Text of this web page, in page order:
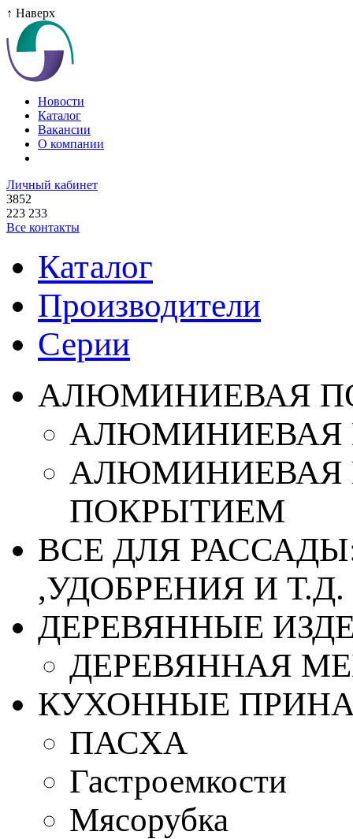
↑ Наверх
Новости
Каталог
Вакансии
О компании
Личный кабинет
3852
223 233
Все контакты
Каталог
Производители
Серии
АЛЮМИНИЕВАЯ
АЛЮМИНИЕВАЯ
АЛЮМИНИЕВАЯ
ПОКРЫТИЕМ
ВСЕ ДЛЯ
,УДОБРЕНИЯ И Т.Д.
ДЕРЕВЯННЫЕ
ДЕРЕВЯННАЯ
КУХОННЫЕ
ПАСХА
Гастроемкости
Мясорубка